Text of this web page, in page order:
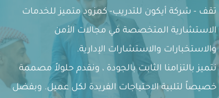
تقف - شركة أيكون للتدريب- كمزود متميز للخدمات
الاستشارية المتخصصة في مجالات الأمن
والاستخبارات والاستشارات الإدارية.
نتميز بالتزامنا الثابت بالجودة ، ونقدم حلولاً مصممة
خصيصاً لتلبية الاحتياجات الفريدة لكل عميل. وبفضل